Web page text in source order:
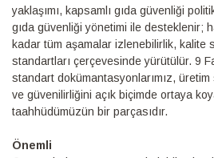
yaklaşımı, kapsamlı gıda güvenliği
gıda güvenliği yönetimi ile desteklenir;
kadar tüm aşamalar izlenebilirlik, kalite
standartları çerçevesinde yürütülür. 9
standart dokümantasyonlarımız,
ve güvenilirliğini açık biçimde ortaya
taahhüdümüzün bir parçasıdır.
Önemli